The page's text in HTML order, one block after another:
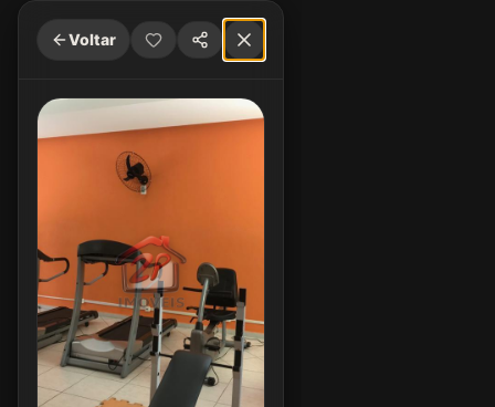
Voltar